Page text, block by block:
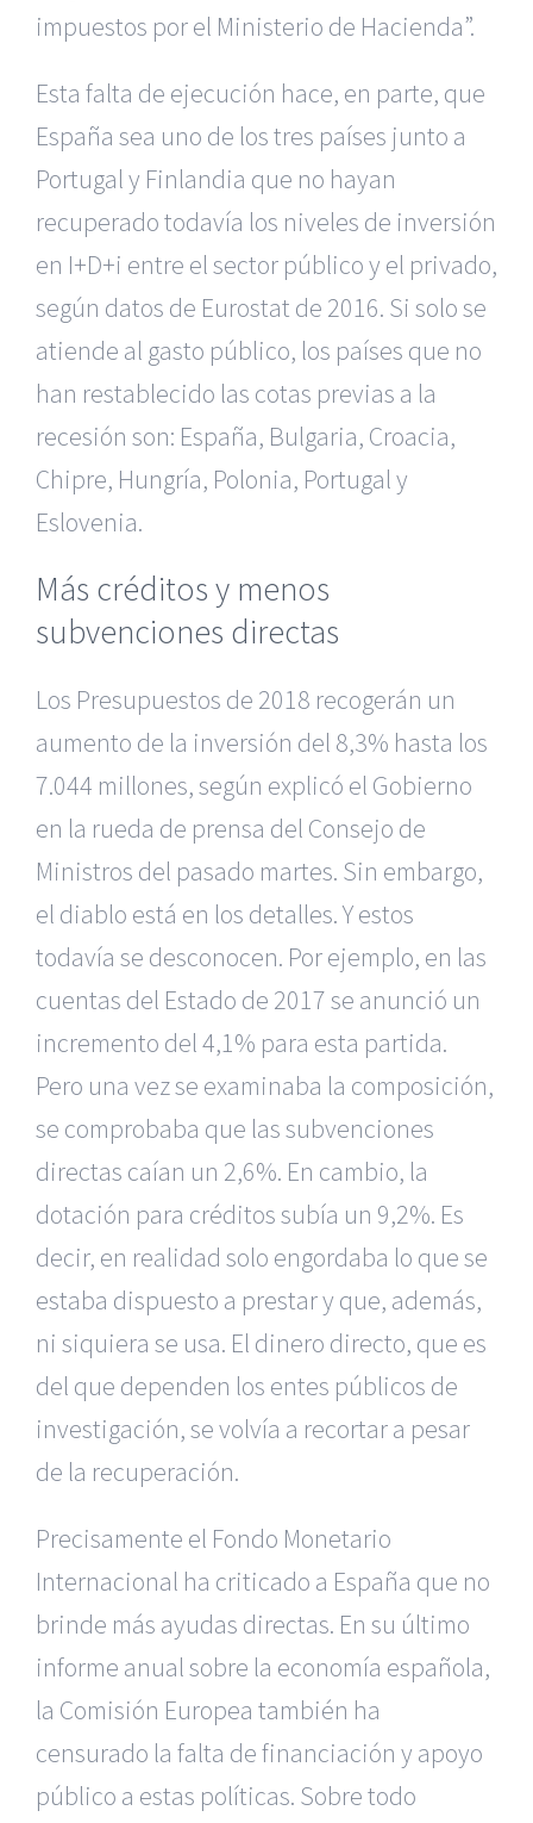
impuestos por el Ministerio de Hacienda”.
Esta falta de ejecución hace, en parte, que
España sea uno de los tres países junto a
Portugal y Finlandia que no hayan
recuperado todavía los niveles de inversión
en I+D+i entre el sector público y el privado,
según datos de Eurostat de 2016. Si solo se
atiende al gasto público, los países que no
han restablecido las cotas previas a la
recesión son: España, Bulgaria, Croacia,
Chipre, Hungría, Polonia, Portugal y
Eslovenia.
Más créditos y menos
subvenciones directas
Los Presupuestos de 2018 recogerán un
aumento de la inversión del 8,3% hasta los
7.044 millones, según explicó el Gobierno
en la rueda de prensa del Consejo de
Ministros del pasado martes. Sin embargo,
el diablo está en los detalles. Y estos
todavía se desconocen. Por ejemplo, en las
cuentas del Estado de 2017 se anunció un
incremento del 4,1% para esta partida.
Pero una vez se examinaba la composición,
se comprobaba que las subvenciones
directas caían un 2,6%. En cambio, la
dotación para créditos subía un 9,2%. Es
decir, en realidad solo engordaba lo que se
estaba dispuesto a prestar y que, además,
ni siquiera se usa. El dinero directo, que es
del que dependen los entes públicos de
investigación, se volvía a recortar a pesar
de la recuperación.
Precisamente el Fondo Monetario
Internacional ha criticado a España que no
brinde más ayudas directas. En su último
informe anual sobre la economía española,
la Comisión Europea también ha
censurado la falta de financiación y apoyo
público a estas políticas. Sobre todo
|Reclamación de Accidentes en Alicante |Reclamación